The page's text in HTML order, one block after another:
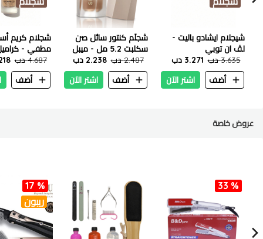
شيجلام ايشادو باليت -
لڤ ان توبي
3.635 دب
3.271 دب
أضف
اشتر الآن
شجلَم كنتور سائل صن
سكلبت 5.2 مل - ميبل
سيرب
2.487 دب
2.238 دب
أضف
اشتر الآن
شجلام كريم
مطفي - كراميل ٣٠
4.687 دب
أضف
عروض خاصة
33 %
ريبون
17 %